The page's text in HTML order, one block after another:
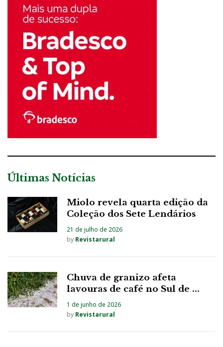
Últimas Notícias
Miolo revela quarta edição da
Coleção dos Sete Lendários
21 de julho de 2026
by Revistarural
Chuva de granizo afeta
lavouras de café no Sul de ...
1 de junho de 2026
by Revistarural